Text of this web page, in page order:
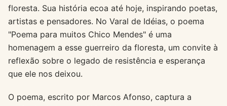
floresta. Sua história ecoa até hoje, inspirando poetas,
artistas e pensadores. No Varal de Idéias, o poema
"Poema para muitos Chico Mendes" é uma
homenagem a esse guerreiro da floresta, um convite à
reflexão sobre o legado de resistência e esperança
que ele nos deixou.
O poema, escrito por Marcos Afonso, captura a